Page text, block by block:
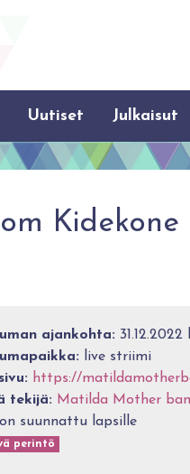
Uutiset Julkaisut
Kidekone
ajankohta:
live striimi
https://
tekijä: Matilda Mother
suunnattu lapsille
perintö